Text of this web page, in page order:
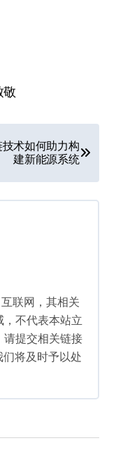
敬
技术如何助力构
建新能源系统
联网，其相关
不代表本站立
请提交相关链接
将及时予以处